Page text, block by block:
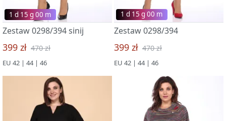
1 d 15 g 00 m
Zestaw 0298/394 sinij
399 zł 470 zł
EU 42 | 44 | 46
1 d 15 g 00 m
Zestaw 0298/394
399 zł 470 zł
EU 42 | 44 | 46